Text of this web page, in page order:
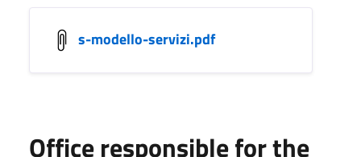
s-modello-servizi.pdf
Office responsible for the